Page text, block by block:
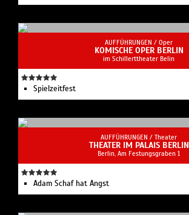
AUFFÜHRUNGEN / Oper
KOMISCHE OPER BERLIN
im Schillerttheater Belin
Spielzeit­fest
AUFFÜHRUNGEN / Theater
THEATER IM PALAIS BERLIN
Berlin, Am Festungsgraben 1
Adam Schaf hat Angst